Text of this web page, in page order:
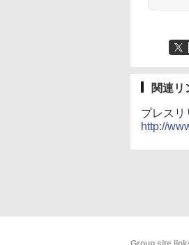
関連リ
プレスリ
http://